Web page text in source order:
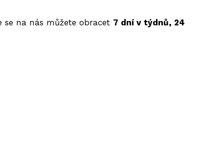
na nás můžete obracet 7 dní v týdnů, 24